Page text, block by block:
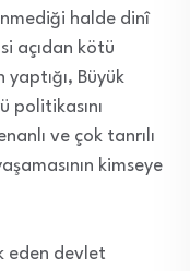
halde dinî
açıdan kötü
Büyük
politikasını
ve çok tanrılı
kimseye
eden devlet